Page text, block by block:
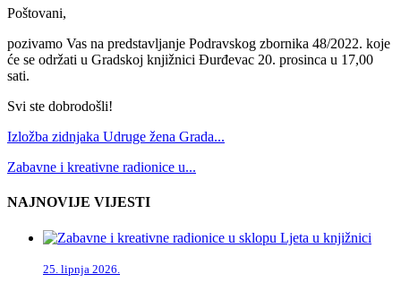
Poštovani,
pozivamo Vas na predstavljanje Podravskog zbornika 48/2022. koje
će se održati u Gradskoj knjižnici Đurđevac 20. prosinca u 17,00
sati.
Svi ste dobrodošli!
Izložba zidnjaka Udruge žena Grada...
Zabavne i kreativne radionice u...
NAJNOVIJE VIJESTI
25. lipnja 2026.